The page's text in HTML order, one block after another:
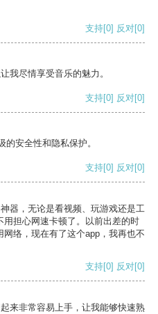
支持[0] 反对[0]
我尽情享受音乐的魅力。
支持[0] 反对[0]
安全性和隐私保护。
支持[0] 反对[0]
器，无论是看视频、玩游戏还是工
担心网速卡顿了。以前出差的时
络，现在有了这个app，我再也不
支持[0] 反对[0]
来非常容易上手，让我能够快速熟